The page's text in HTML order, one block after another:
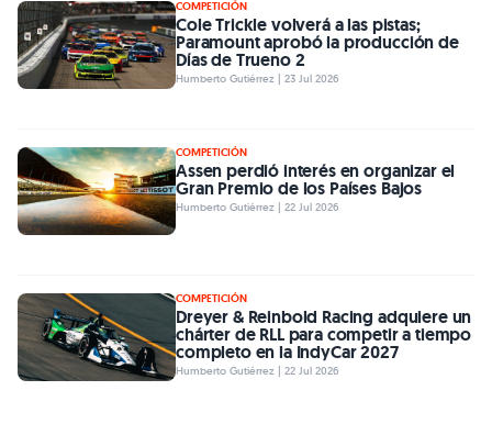
COMPETICIÓN
Cole Trickle volverá a las pistas;
Paramount aprobó la producción de
Días de Trueno 2
Humberto Gutiérrez | 23 Jul 2026
COMPETICIÓN
Assen perdió interés en organizar el
Gran Premio de los Países Bajos
Humberto Gutiérrez | 22 Jul 2026
COMPETICIÓN
Dreyer & Reinbold Racing adquiere un
chárter de RLL para competir a tiempo
completo en la IndyCar 2027
Humberto Gutiérrez | 22 Jul 2026